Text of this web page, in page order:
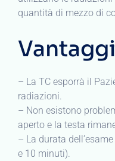
quantità di mezzo di
Vantaggi
– La TC esporrà il
radiazioni.
– Non esistono
aperto e la testa
– La durata
e 10 minuti).